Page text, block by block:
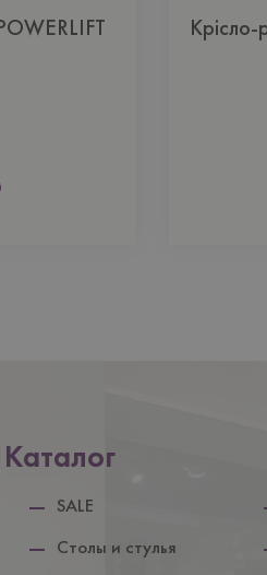
Каталог
SALE
Столы и стулья